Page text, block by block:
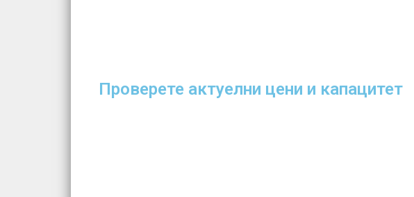
Проверете актуелни цени и капацитет​